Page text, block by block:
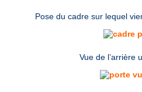
Pose du cadre sur lequel
Vue de l’arrière